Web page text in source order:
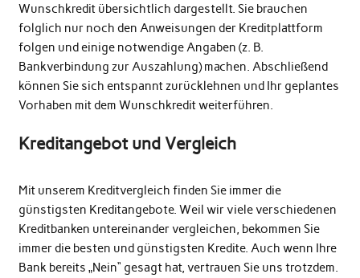
Wunschkredit übersichtlich dargestellt. Sie brauchen
folglich nur noch den Anweisungen der Kreditplattform
folgen und einige notwendige Angaben (z. B.
Bankverbindung zur Auszahlung) machen. Abschließend
können Sie sich entspannt zurücklehnen und Ihr geplantes
Vorhaben mit dem Wunschkredit weiterführen.
Kreditangebot und Vergleich
Mit unserem Kreditvergleich finden Sie immer die
günstigsten Kreditangebote. Weil wir viele verschiedenen
Kreditbanken untereinander vergleichen, bekommen Sie
immer die besten und günstigsten Kredite. Auch wenn Ihre
Bank bereits „Nein“ gesagt hat, vertrauen Sie uns trotzdem.